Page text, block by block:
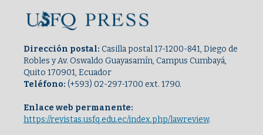
Dirección postal: Casilla postal 17-1200-841, Diego de
Robles y Av. Oswaldo Guayasamín, Campus Cumbayá,
Quito 170901, Ecuador
Teléfono: (+593) 02-297-1700 ext. 1790.
Enlace web permanente:
https://revistas.usfq.edu.ec/index.php/lawreview.